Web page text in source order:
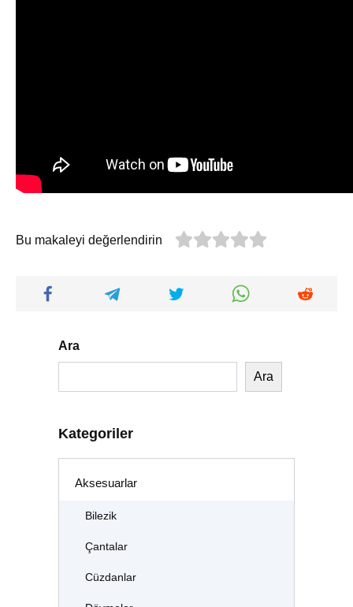
Bu makaleyi değerlendirin
Ara
Ara
Kategoriler
Aksesuarlar
Bilezik
Çantalar
Cüzdanlar